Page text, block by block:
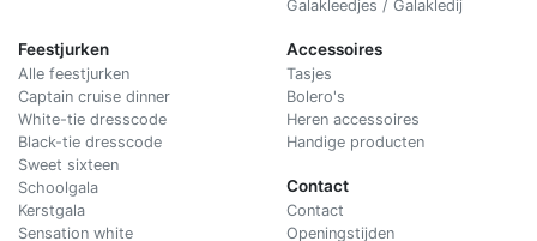
Galakleedjes / Galakledij
Feestjurken
Alle feestjurken
Captain cruise dinner
White-tie dresscode
Black-tie dresscode
Sweet sixteen
Schoolgala
Kerstgala
Sensation white
Accessoires
Tasjes
Bolero's
Heren accessoires
Handige producten
Contact
Contact
Openingstijden